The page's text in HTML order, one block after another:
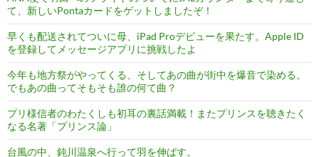
て、新しいPontaカードをゲットしましたぞ！
早くも配送されてついに母、iPad Proデビューを果たす。Apple ID
を登録してメッセージアプリに挑戦したよ
今年も地方祭がやってくる、そしてあの曲が街中を爆音で染める。
でもあの曲ってそもそも誰の何て曲？
プリ様信者のわたくしも初耳の裏話満載！またプリンスを聴きたく
なる名著「プリンス論」
台風の中、鈍川温泉へ行って羽を伸ばす。